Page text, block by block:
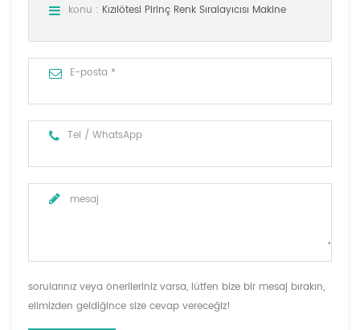
konu : Kızılötesi Pirinç Renk Sıralayıcısı Makine
sorularınız veya önerileriniz varsa, lütfen bize bir mesaj bırakın,
elimizden geldiğince size cevap vereceğiz!